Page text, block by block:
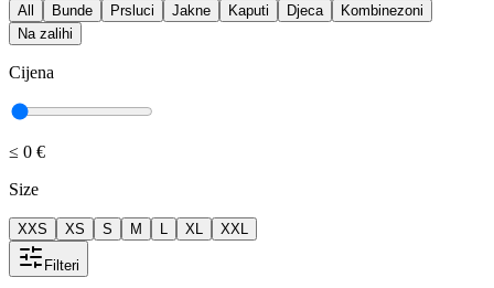
All Bunde Prsluci Jakne Kaputi Djeca
Kombinezoni
Na zalihi
Cijena
≤ 0 €
Size
XXS XS S M L XL XXL
Filteri